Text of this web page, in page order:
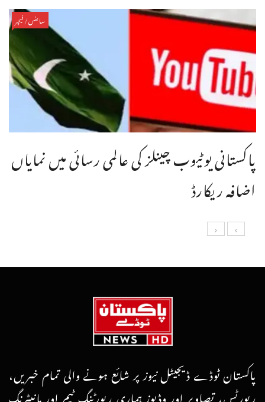
سائنس/فیچر
پاکستانی یوٹیوب چینلز کی عالمی رسائی میں نمایاں
اضافہ ریکارڈ
پاکستان ٹوڈے ڈیجیٹل نیوز پر شائع ہونے والی تمام خبریں،
رپورٹس، تصاویر اور وڈیوز ہماری رپورٹنگ ٹیم اور مانیٹرنگ